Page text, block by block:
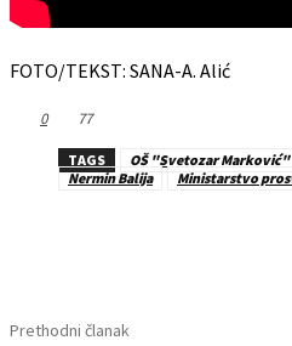
FOTO/TEKST: SANA-A. Alić
0 77
TAGS OŠ "Svetozar Marković"
Nermin Balija
Ministarstvo
Prethodni članak